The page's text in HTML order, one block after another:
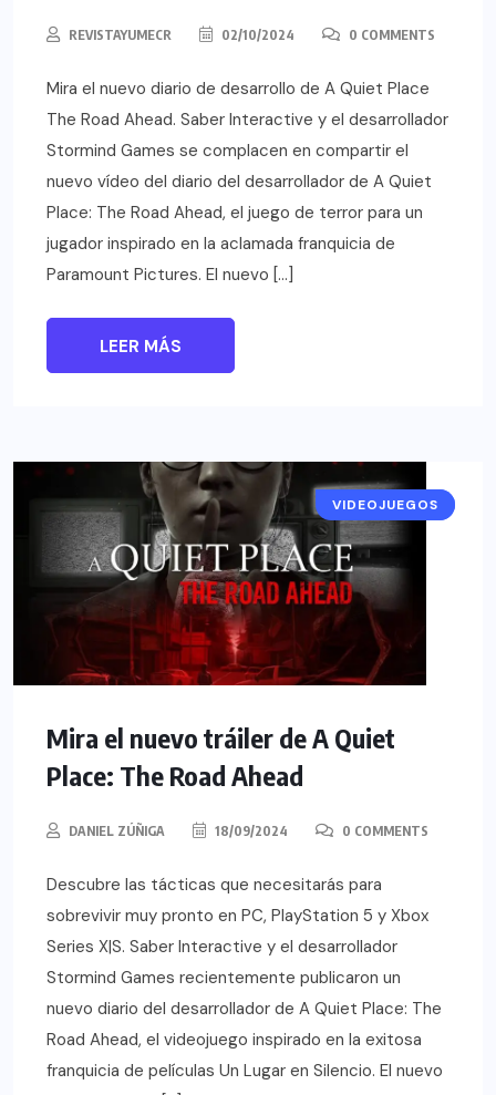
REVISTAYUMECR 02/10/2024 0 COMMENTS
Mira el nuevo diario de desarrollo de A Quiet Place
The Road Ahead. Saber Interactive y el desarrollador
Stormind Games se complacen en compartir el
nuevo vídeo del diario del desarrollador de A Quiet
Place: The Road Ahead, el juego de terror para un
jugador inspirado en la aclamada franquicia de
Paramount Pictures. El nuevo […]
LEER MÁS
NOTICIAS
VIDEOJUEGOS
Mira el nuevo tráiler de A Quiet
Place: The Road Ahead
DANIEL ZÚÑIGA 18/09/2024 0 COMMENTS
Descubre las tácticas que necesitarás para
sobrevivir muy pronto en PC, PlayStation 5 y Xbox
Series X|S. Saber Interactive y el desarrollador
Stormind Games recientemente publicaron un
nuevo diario del desarrollador de A Quiet Place: The
Road Ahead, el videojuego inspirado en la exitosa
franquicia de películas Un Lugar en Silencio. El nuevo